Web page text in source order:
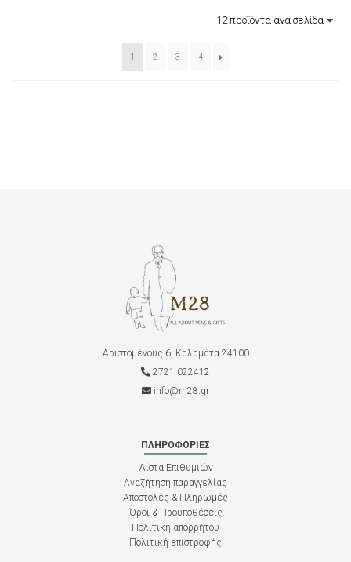
1 2 3 4
Αριστομένους 6, Καλαμάτα 24100
2721 022412
info@m28.gr
ΠΛΗΡΟΦΟΡΊΕΣ
Λίστα Επιθυμιών
Αναζήτηση παραγγελίας
Αποστολές & Πληρωμές
Όροι & Προϋποθέσεις
Πολιτική απορρήτου
Πολιτική επιστροφής